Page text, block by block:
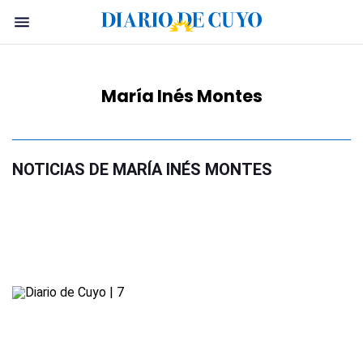
María Inés Montes
NOTICIAS DE MARÍA INÉS MONTES